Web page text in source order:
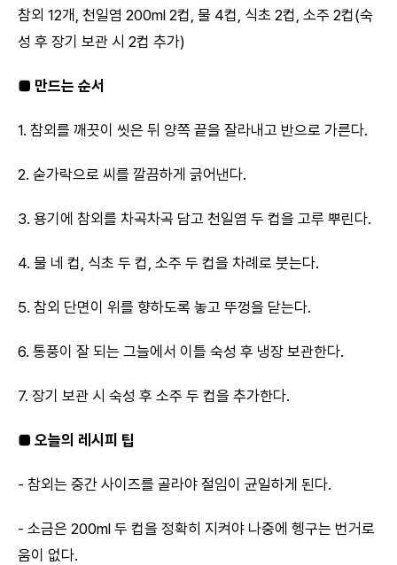
참외 12개, 천일염 200ml 2컵, 물 4컵, 식초 2컵, 소주 2컵(숙
성 후 장기 보관 시 2컵 추가)
■ 만드는 순서
1. 참외를 깨끗이 씻은 뒤 양쪽 끝을 잘라내고 반으로 가른다.
2. 숟가락으로 씨를 깔끔하게 긁어낸다.
3. 용기에 참외를 차곡차곡 담고 천일염 두 컵을 고루 뿌린다.
4. 물 네 컵, 식초 두 컵, 소주 두 컵을 차례로 붓는다.
5. 참외 단면이 위를 향하도록 놓고 뚜껑을 닫는다.
6. 통풍이 잘 되는 그늘에서 이틀 숙성 후 냉장 보관한다.
7. 장기 보관 시 숙성 후 소주 두 컵을 추가한다.
■ 오늘의 레시피 팁
- 참외는 중간 사이즈를 골라야 절임이 균일하게 된다.
- 소금은 200ml 두 컵을 정확히 지켜야 나중에 헹구는 번거로
움이 없다.